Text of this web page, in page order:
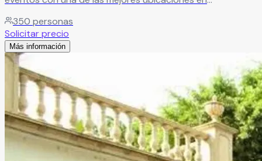
completa comodidad de nuestros clientes y sus invitados,
sin tener que salir de la ciudad. Es el escenario perfecto
para dar vida a sus emociones.
350 personas
Solicitar precio
Más información